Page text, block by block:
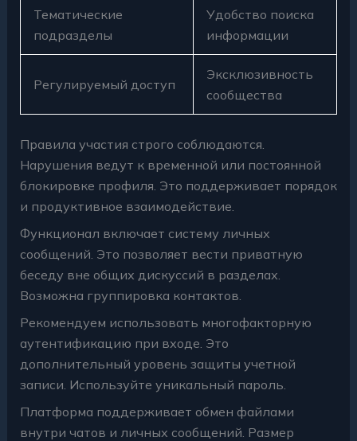
Тематические
подразделы
Удобство поиска
информации
Регулируемый доступ
Эксклюзивность
сообщества
Правила участия строго соблюдаются.
Нарушения ведут к временной или постоянной
блокировке профиля. Это поддерживает порядок
и продуктивное взаимодействие.
Функционал включает систему личных
сообщений. Это позволяет вести приватную
беседу вне общих дискуссий в разделах.
Возможна группировка контактов.
Рекомендуем использовать многофакторную
аутентификацию при входе. Это
дополнительный уровень защиты учетной
записи. Используйте уникальный пароль.
Платформа поддерживает обмен файлами
внутри чатов и личных сообщений. Размер